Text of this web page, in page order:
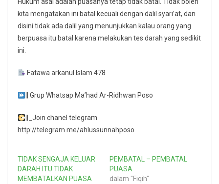
Hukum asal adalah puasanya tetap tidak batal. Tidak boleh
kita mengatakan ini batal kecuali dengan dalil syari’at, dan
disini tidak ada dalil yang menunjukkan kalau orang yang
berpuasa itu batal karena melakukan tes darah yang sedikit
ini.
Fatawa arkanul Islam 478
|| Grup Whatsap Ma’had Ar-Ridhwan Poso
||_Join chanel telegram
http://telegram.me/ahlussunnahposo
TIDAK SENGAJA KELUAR
DARAH ITU TIDAK
MEMBATALKAN PUASA
PEMBATAL – PEMBATAL
PUASA
dalam "Fiqih"